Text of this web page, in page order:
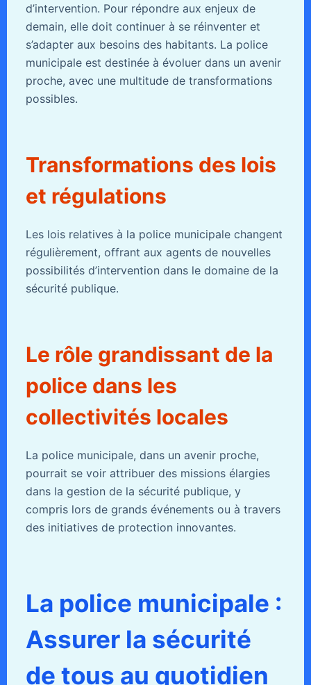
d’intervention. Pour répondre aux enjeux de
demain, elle doit continuer à se réinventer et
s’adapter aux besoins des habitants. La police
municipale est destinée à évoluer dans un avenir
proche, avec une multitude de transformations
possibles.
Transformations des lois
et régulations
Les lois relatives à la police municipale changent
régulièrement, offrant aux agents de nouvelles
possibilités d’intervention dans le domaine de la
sécurité publique.
Le rôle grandissant de la
police dans les
collectivités locales
La police municipale, dans un avenir proche,
pourrait se voir attribuer des missions élargies
dans la gestion de la sécurité publique, y
compris lors de grands événements ou à travers
des initiatives de protection innovantes.
La police municipale :
Assurer la sécurité
de tous au quotidien